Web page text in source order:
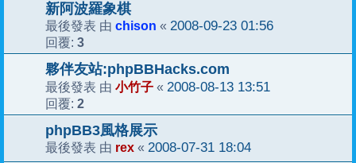
新阿波羅象棋
最後發表 由 chison « 2008-09-23 01:56
回覆: 3
夥伴友站:phpBBHacks.com
最後發表 由 小竹子 « 2008-08-13 13:51
回覆: 2
phpBB3風格展示
最後發表 由 rex « 2008-07-31 18:04